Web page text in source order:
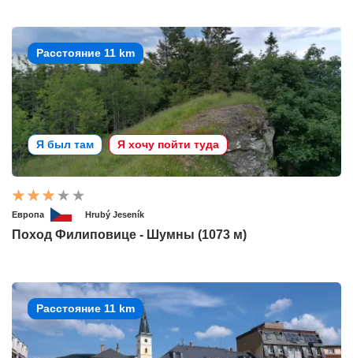
Расстояние 11 km
Я был там Я хочу пойти туда
Европа Hrubý Jeseník
Поход Филиповице - Шумны (1073 м)
Расстояние 11 km